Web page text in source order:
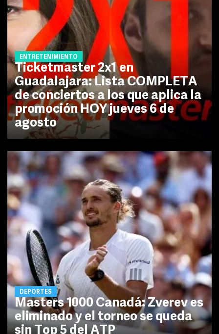
ENTRETENIMIENTO
Ticketmaster 2x1 en
Guadalajara: Lista COMPLETA
de conciertos a los que aplica la
promoción HOY jueves 6 de
agosto
DEPORTES
Masters 1000 Canadá: Zverev es
eliminado y el torneo se queda
sin Top 5 del ATP